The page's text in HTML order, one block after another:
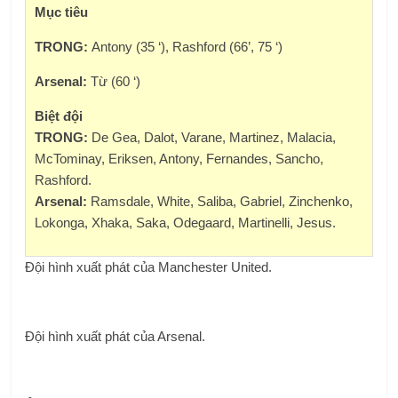
Mục tiêu
TRONG:Antony (35 ‘), Rashford (66’, 75 ‘)
Arsenal: Từ (60 ‘)
Biệt đội
TRONG: De Gea, Dalot, Varane, Martinez, Malacia,
McTominay, Eriksen, Antony, Fernandes, Sancho,
Rashford.
Arsenal: Ramsdale, White, Saliba, Gabriel, Zinchenko,
Lokonga, Xhaka, Saka, Odegaard, Martinelli, Jesus.
Đội hình xuất phát của Manchester United.
Đội hình xuất phát của Arsenal.